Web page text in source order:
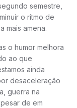
semestre,
o ritmo de
mais amena.
o humor melhora
ao que
ainda
desaceleração
guerra na
de em